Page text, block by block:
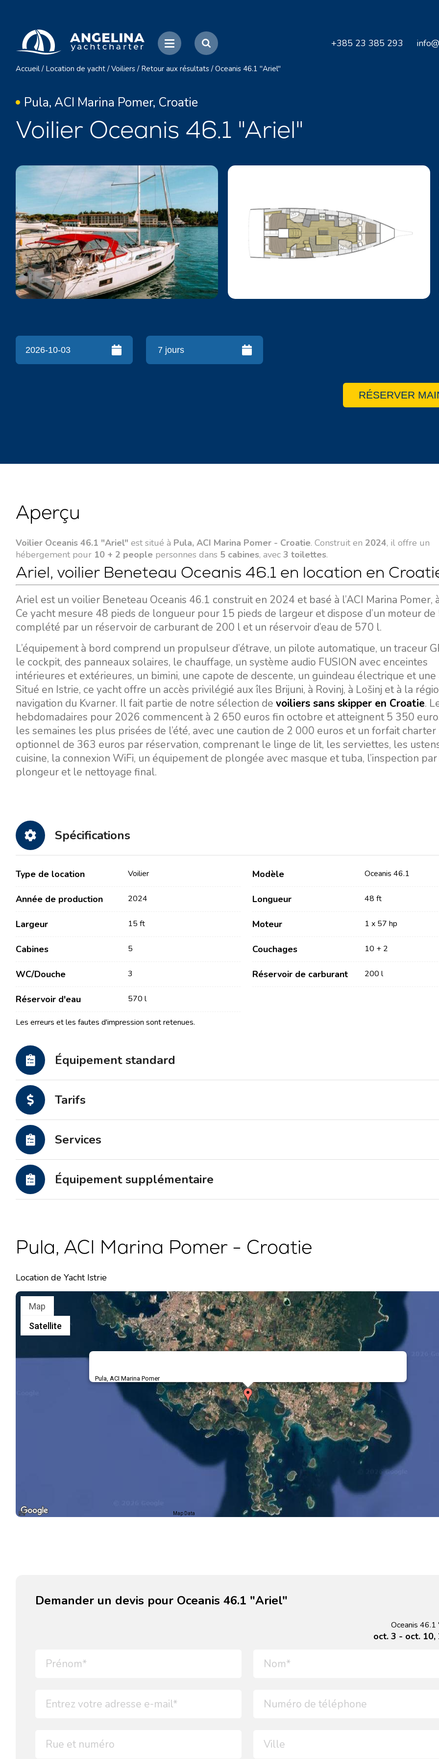
+385 23 385 293
Accueil / Location de yacht / Voiliers / Retour aux résultats / Oceanis 46.1 "Ariel"
Pula, ACI Marina Pomer, Croatie
Voilier Oceanis 46.1 "Ariel"
RÉSERVER
Aperçu
Voilier Oceanis 46.1 "Ariel" est situé à Pula, ACI Marina Pomer - Croatie. Construit en 2024, il offre un
hébergement pour 10 + 2 people personnes dans 5 cabines, avec 3 toilettes.
Ariel, voilier Beneteau Oceanis 46.1 en location en
Ariel est un voilier Beneteau Oceanis 46.1 construit en 2024 et basé à l’ACI Marina Pomer,
Ce yacht mesure 48 pieds de longueur pour 15 pieds de largeur et dispose d’un moteur de
complété par un réservoir de carburant de 200 l et un réservoir d’eau de 570 l.
L’équipement à bord comprend un propulseur d’étrave, un pilote automatique, un traceur
le cockpit, des panneaux solaires, le chauffage, un système audio FUSION avec enceintes
intérieures et extérieures, un bimini, une capote de descente, un guindeau électrique et une
Situé en Istrie, ce yacht offre un accès privilégié aux îles Brijuni, à Rovinj, à Lošinj et à la
navigation du Kvarner. Il fait partie de notre sélection de voiliers sans skipper en Croatie.
hebdomadaires pour 2026 commencent à 2 650 euros fin octobre et atteignent 5 350
les semaines les plus prisées de l’été, avec une caution de 2 000 euros et un forfait charter
optionnel de 363 euros par réservation, comprenant le linge de lit, les serviettes, les
cuisine, la connexion WiFi, un équipement de plongée avec masque et tuba, l’inspection
plongeur et le nettoyage final.
Spécifications
Type de location Voilier Modèle Oceanis 46.1
Année de production 2024 Longueur 48 ft
Largeur 15 ft Moteur 1 x 57 hp
Cabines 5 Couchages 10 + 2
WC/Douche 3 Réservoir de carburant 200 l
Réservoir d'eau 570 l
Les erreurs et les fautes d'impression sont retenues.
Équipement standard
Tarifs
Services
Équipement supplémentaire
Pula, ACI Marina Pomer - Croatie
Location de Yacht Istrie
Pula, ACI Marina Pomer
Map
Satellite
Map Data
Demander un devis pour Oceanis 46.1 "Ariel"
Oceanis 46.1
oct. 3 - oct. 10,
Partenaires
FAQ
Catamarans à moteur
Rogoznica
Trogir
Région de navigation de